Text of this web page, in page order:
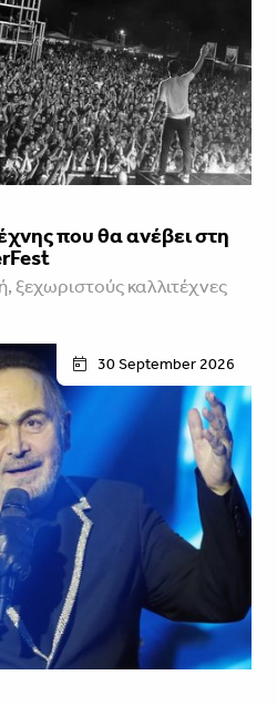
που θα ανέβει στη
ξεχωριστούς καλλιτέχνες
30 September 2026